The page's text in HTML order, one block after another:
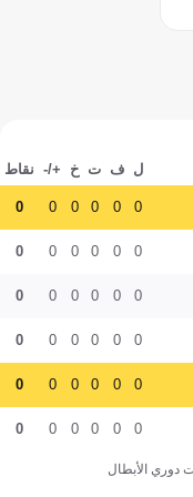
ل ف ت خ +/- نقاط
0
0
0
0
0
0
0
0
0
0
0
0
0
0
0
0
0
0
0
0
0
0
0
0
0
0
0
0
0
0
0
0
0
0
0
0
دوري الأبطال